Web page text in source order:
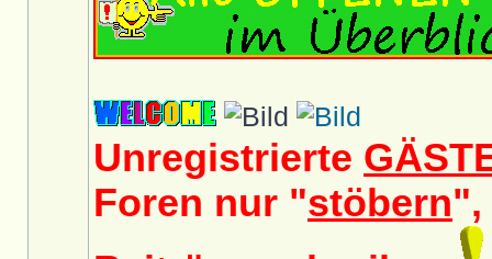
Unregistrierte
Foren nur "stöbern",